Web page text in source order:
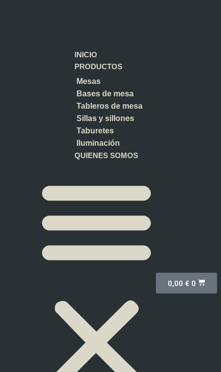
INICIO
PRODUCTOS
Mesas
Bases de mesa
Tableros de mesa
Sillas y sillones
Taburetes
Iluminación
QUIENES SOMOS
0,00 € 0